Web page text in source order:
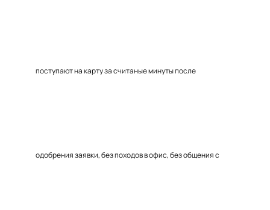
поступают на карту за считаные минуты после
одобрения заявки, без походов в офис, без общения с